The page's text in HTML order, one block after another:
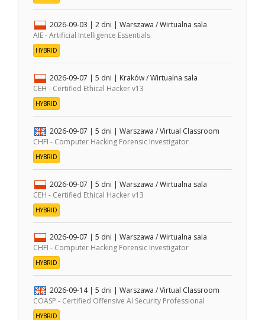
2026-09-03 | 2 dni | Warszawa / Wirtualna sala
AIE - Artificial Intelligence Essentials
HYBRID
2026-09-07 | 5 dni | Kraków / Wirtualna sala
CEH - Certified Ethical Hacker v13
HYBRID
2026-09-07 | 5 dni | Warszawa / Virtual Classroom
CHFI - Computer Hacking Forensic Investigator
HYBRID
2026-09-07 | 5 dni | Warszawa / Wirtualna sala
CEH - Certified Ethical Hacker v13
HYBRID
2026-09-07 | 5 dni | Warszawa / Wirtualna sala
CHFI - Computer Hacking Forensic Investigator
HYBRID
2026-09-14 | 5 dni | Warszawa / Virtual Classroom
COASP - Certified Offensive AI Security Professional
HYBRID